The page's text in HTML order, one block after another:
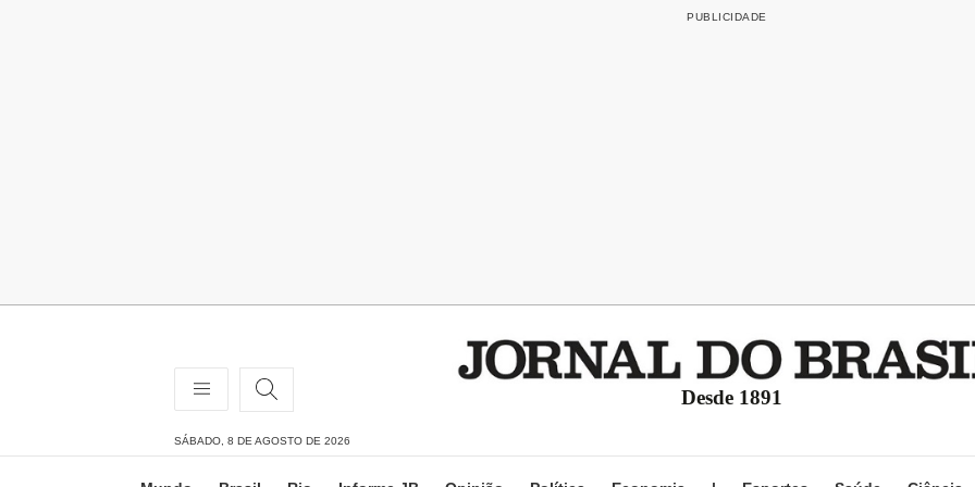
Desde 1891
SÁBADO, 8 DE AGOSTO DE 2026